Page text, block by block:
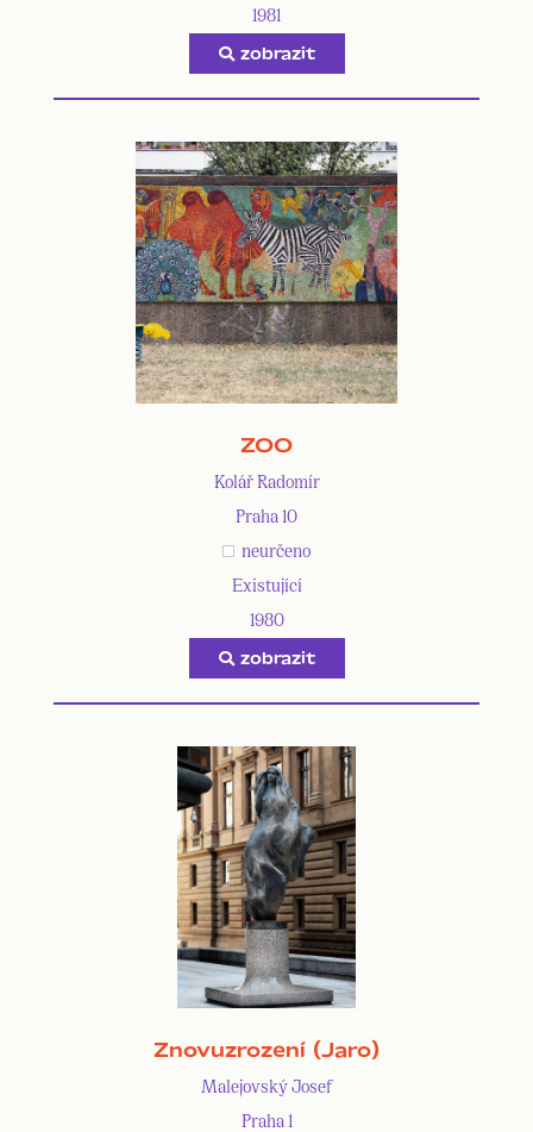
1981
zobrazit
ZOO
Kolář Radomír
Praha 10
neurčeno
Existující
1980
zobrazit
Znovuzrození (Jaro)
Malejovský Josef
Praha 1